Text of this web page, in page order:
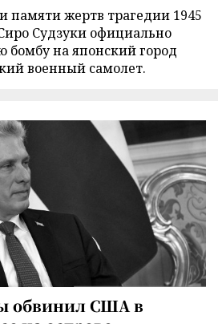
памяти жертв трагедии 1945
Судзуки официально
бомбу на японский город
военный самолет.
обвинил США в